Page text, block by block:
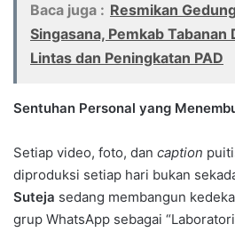
Baca juga : Resmikan
Singasana, Pemkab
Lintas dan Peningkatan PAD
Sentuhan Personal yang
Setiap video, foto, dan caption
diproduksi setiap hari bukan
Suteja sedang membangun
grup WhatsApp sebagai